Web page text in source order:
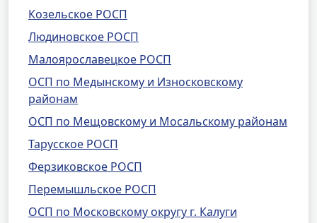
Козельское РОСП
Людиновское РОСП
Малоярославецкое РОСП
ОСП по Медынскому и Износковскому
районам
ОСП по Мещовскому и Мосальскому районам
Тарусское РОСП
Ферзиковское РОСП
Перемышльское РОСП
ОСП по Московскому округу г. Калуги